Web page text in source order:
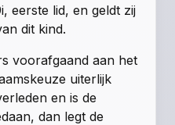
eerste lid, en geldt zij
dit kind.
voorafgaand aan het
uiterlijk
en is de
dan legt de